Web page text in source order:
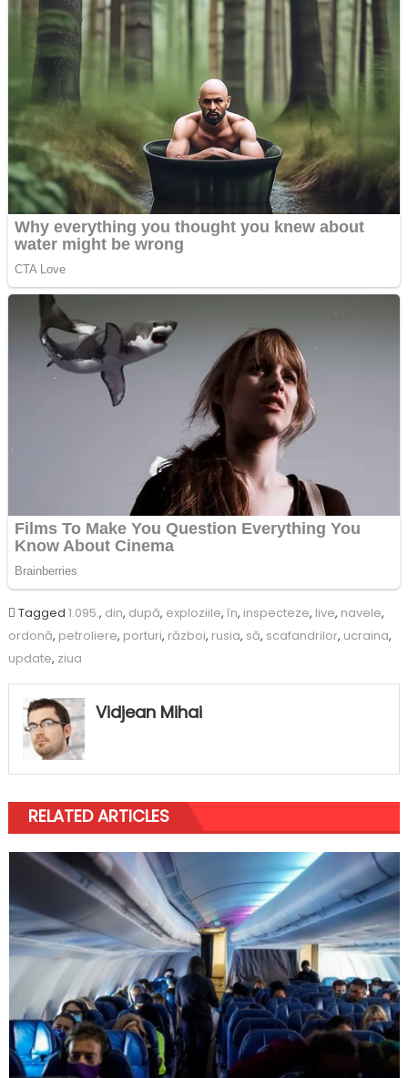
Tagged 1.095., din, după, exploziile, în, inspecteze, live, navele,
ordonă, petroliere, porturi, război, rusia, să, scafandrilor, ucraina,
update, ziua
Vidjean Mihai
RELATED ARTICLES